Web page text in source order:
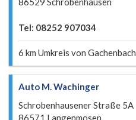
Tel: 08252 907034
6 km Umkreis von Gachenbach
Auto M. Wachinger
Schrobenhausener Straße 5A
86571 Langenmosen